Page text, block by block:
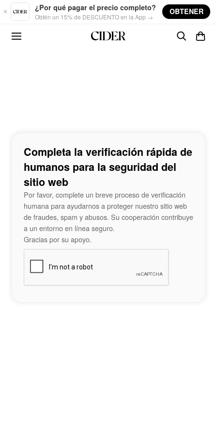
Skip to main content
¿Por qué pagar el precio completo?
Obtén un 15% de DESCUENTO en la App →
OBTENER
Completa la verificación rápida de
humanos para la seguridad del
sitio web
Por favor, complete un breve proceso de verificación
humana para ayudarnos a proteger nuestro sitio web
de fraudes, spam y abusos. Su cooperación contribuye
a un entorno en línea seguro.
Gracias por su apoyo.